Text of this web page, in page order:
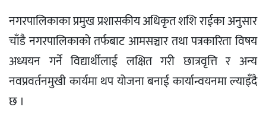
नगरपालिकाका प्रमुख प्रशासकीय अधिकृत शशि राईका अनुसार
चाँडै नगरपालिकाको तर्फबाट आमसञ्चार तथा पत्रकारिता विषय
अध्ययन गर्ने विद्यार्थीलाई लक्षित गरी छात्रवृत्ति र अन्य
नवप्रवर्तनमुखी कार्यमा थप योजना बनाई कार्यान्वयनमा ल्याइँदै
छ ।